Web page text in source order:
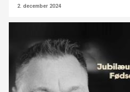
2. december 2024